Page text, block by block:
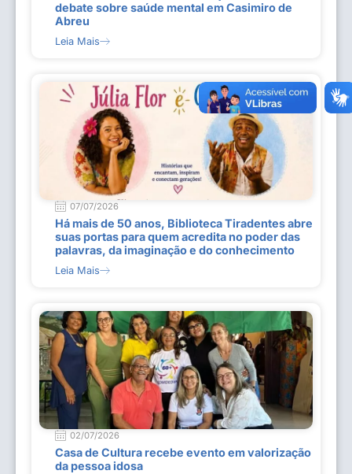
debate sobre saúde mental em Casimiro de
Abreu
Leia Mais
07/07/2026
Há mais de 50 anos, Biblioteca Tiradentes abre
suas portas para quem acredita no poder das
palavras, da imaginação e do conhecimento
Leia Mais
02/07/2026
Casa de Cultura recebe evento em valorização
da pessoa idosa